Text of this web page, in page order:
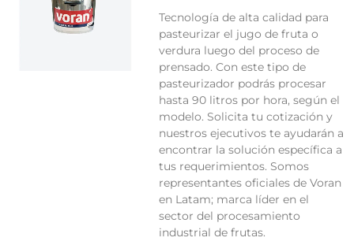
Tecnología de alta calidad para
pasteurizar el jugo de fruta o
verdura luego del proceso de
prensado. Con este tipo de
pasteurizador podrás procesar
hasta 90 litros por hora, según el
modelo. Solicita tu cotización y
nuestros ejecutivos te ayudarán a
encontrar la solución específica a
tus requerimientos. Somos
representantes oficiales de Voran
en Latam; marca líder en el
sector del procesamiento
industrial de frutas.